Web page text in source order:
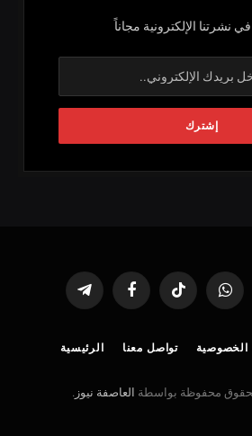
نشرتنا الإلكترونية مجاناً
واتساب تيكتوك فيسبوك تيلقرام
الخصوصية تواصل معنا الرئيسية
العاصفة نيوز.